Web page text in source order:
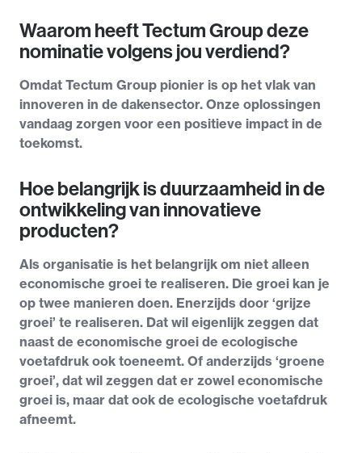
Waarom heeft Tectum Group deze
nominatie volgens jou verdiend?
Omdat Tectum Group pionier is op het vlak van
innoveren in de dakensector. Onze oplossingen
vandaag zorgen voor een positieve impact in de
toekomst.
Hoe belangrijk is duurzaamheid in de
ontwikkeling van innovatieve
producten?
Als organisatie is het belangrijk om niet alleen
economische groei te realiseren. Die groei kan je
op twee manieren doen. Enerzijds door ‘grijze
groei’ te realiseren. Dat wil eigenlijk zeggen dat
naast de economische groei de ecologische
voetafdruk ook toeneemt. Of anderzijds ‘groene
groei’, dat wil zeggen dat er zowel economische
groei is, maar dat ook de ecologische voetafdruk
afneemt.